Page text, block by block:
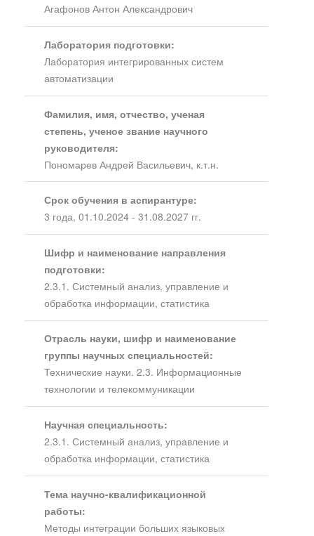
Агафонов Антон Александрович
Лаборатория подготовки:
Лаборатория интегрированных систем
автоматизации
Фамилия, имя, отчество, ученая
степень, ученое звание научного
руководителя:
Пономарев Андрей Васильевич, к.т.н.
Срок обучения в аспирантуре:
3 года, 01.10.2024 - 31.08.2027 гг.
Шифр и наименование направления
подготовки:
2.3.1. Системный анализ, управление и
обработка информации, статистика
Отрасль науки, шифр и наименование
группы научных специальностей:
Технические науки. 2.3. Информационные
технологии и телекоммуникации
Научная специальность:
2.3.1. Системный анализ, управление и
обработка информации, статистика
Тема научно-квалификационной
работы:
Методы интеграции больших языковых